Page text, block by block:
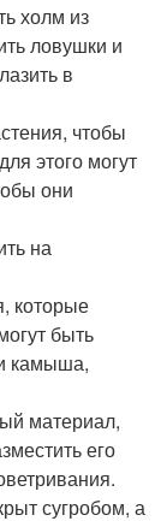
холм из
ловушки и
в
чтобы
этого могут
они
на
которые
быть
камыша,
материал,
его
сугробом, а